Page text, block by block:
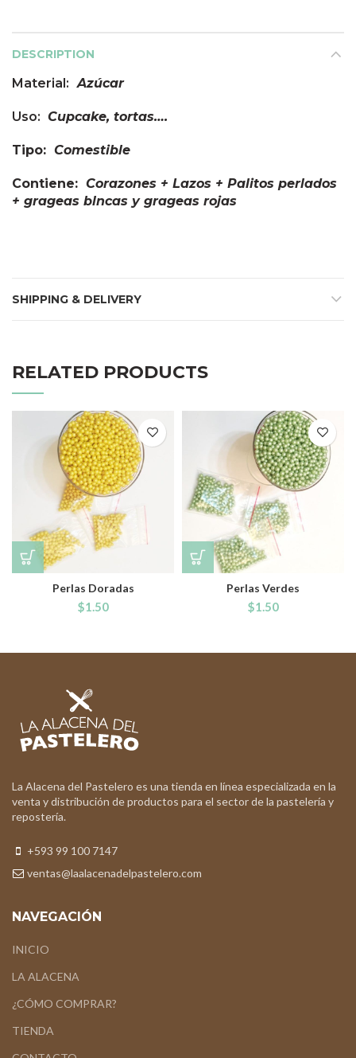
DESCRIPTION
Material: Azúcar
Uso: Cupcake, tortas….
Tipo: Comestible
Contiene: Corazones + Lazos + Palitos perlados
+ grageas blncas y grageas rojas
SHIPPING & DELIVERY
RELATED PRODUCTS
Perlas Doradas
$1.50
Perlas Verdes
$1.50
La Alacena del Pastelero es una tienda en línea especializada en la
venta y distribución de productos para el sector de la pastelería y
repostería.
+593 99 100 7147
ventas@laalacenadelpastelero.com
NAVEGACIÓN
INICIO
LA ALACENA
¿CÓMO COMPRAR?
TIENDA